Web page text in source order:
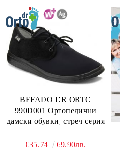
BEFADO DR ORTO
990D001 Ортопедични
дамски обувки, стреч серия
€35.74 69.90лв.